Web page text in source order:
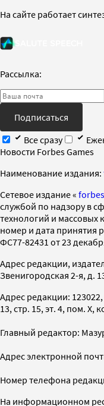
На сайте работает
Рассылка:
Подписаться
Все сразу
Новости Forbes Games
Наименование издания:
Cетевое издание «
службой по надзору в
технологий и
номер и дата принятия
ФС77-82431 от 23
Адрес редакции,
Звенигородская 2-я, д.
Адрес редакции:
13, стр. 15, эт. 4, пом. X,
Главный редактор:
Адрес электронной
Номер телефона
На информационном